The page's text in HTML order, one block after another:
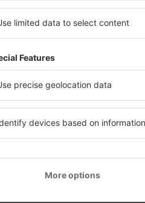
prostřednictvím našeho
cíl cesty a termín příjezdu a
systém rychle najde
Výběr ubytování usnadní
typu zařízení, počtu
návštěvníků, vzdálenosti od
rezervace. Díky těmto
ubytování ve Štýrsku v
pouze ubytovací
ve Štýrsku?